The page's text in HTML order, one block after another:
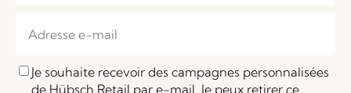
Je souhaite recevoir des campagnes personnalisées
de Hübsch Retail par e-mail. Je peux retirer ce